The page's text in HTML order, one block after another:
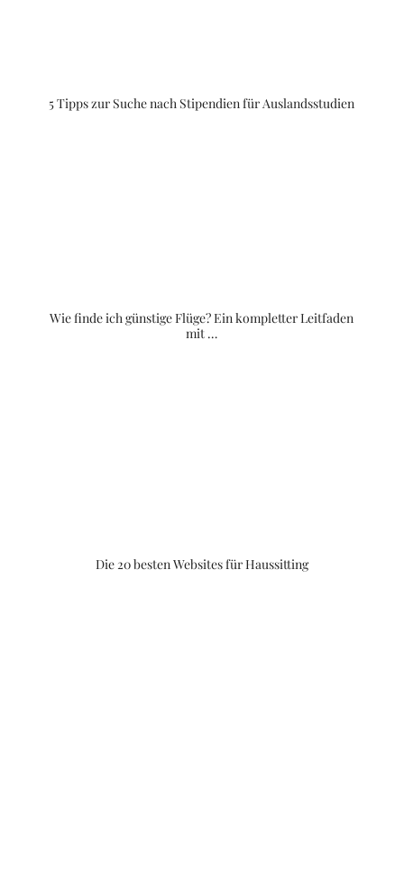
5 Tipps zur Suche nach Stipendien für Auslandsstudien
Wie finde ich günstige Flüge? Ein kompletter Leitfaden
mit …
Die 20 besten Websites für Haussitting